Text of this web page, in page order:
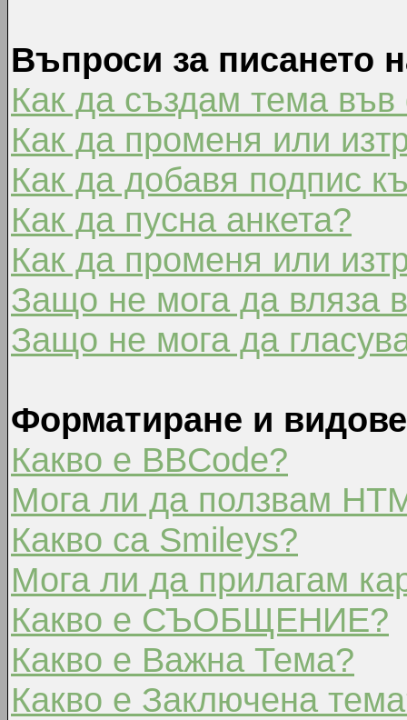
Въпроси за писането
Как да създам тема
Как да променя или
Как да добавя подпис
Как да пусна анкета?
Как да променя или
Защо не мога да вляза
Защо не мога да
Форматиране и
Какво е BBCode?
Мога ли да ползвам
Какво са Smileys?
Мога ли да прилагам
Какво е СЪОБЩЕНИЕ?
Какво е Важна Тема?
Какво е Заключена